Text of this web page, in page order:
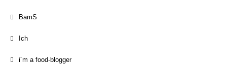
BamS
Ich
i´m a food-blogger